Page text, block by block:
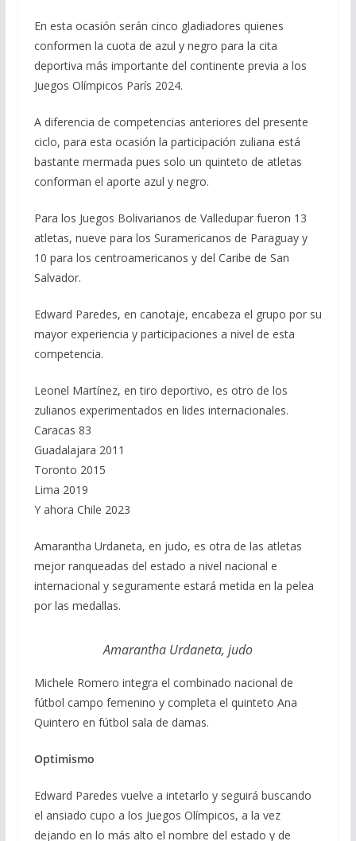
En esta ocasión serán cinco gladiadores quienes
conformen la cuota de azul y negro para la cita
deportiva más importante del continente previa a los
Juegos Olímpicos París 2024.
A diferencia de competencias anteriores del presente
ciclo, para esta ocasión la participación zuliana está
bastante mermada pues solo un quinteto de atletas
conforman el aporte azul y negro.
Para los Juegos Bolivarianos de Valledupar fueron 13
atletas, nueve para los Suramericanos de Paraguay y
10 para los centroamericanos y del Caribe de San
Salvador.
Edward Paredes, en canotaje, encabeza el grupo por su
mayor experiencia y participaciones a nivel de esta
competencia.
Leonel Martínez, en tiro deportivo, es otro de los
zulianos experimentados en lides internacionales.
Caracas 83
Guadalajara 2011
Toronto 2015
Lima 2019
Y ahora Chile 2023
Amarantha Urdaneta, en judo, es otra de las atletas
mejor ranqueadas del estado a nivel nacional e
internacional y seguramente estará metida en la pelea
por las medallas.
Amarantha Urdaneta, judo
Michele Romero integra el combinado nacional de
fútbol campo femenino y completa el quinteto Ana
Quintero en fútbol sala de damas.
Optimismo
Edward Paredes vuelve a intetarlo y seguirá buscando
el ansiado cupo a los Juegos Olímpicos, a la vez
dejando en lo más alto el nombre del estado y de